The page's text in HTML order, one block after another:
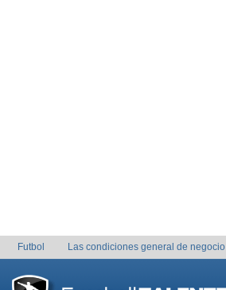
Futbol Las condiciones general de negocio